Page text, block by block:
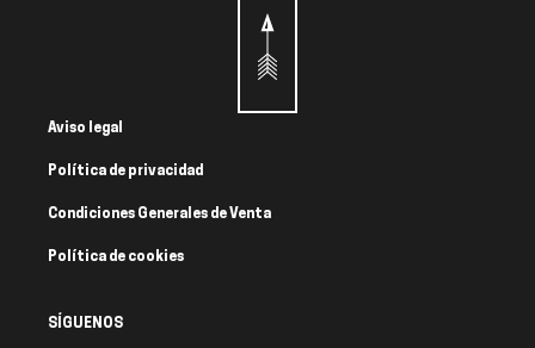
Aviso legal
Política de privacidad
Condiciones Generales de Venta
Política de cookies
SÍGUENOS